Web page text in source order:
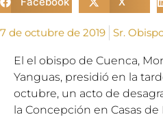
7 de octubre de 2019 Sr.
El el obispo de Cuenca,
Yanguas, presidió en la
octubre, un acto de
la Concepción en Casas